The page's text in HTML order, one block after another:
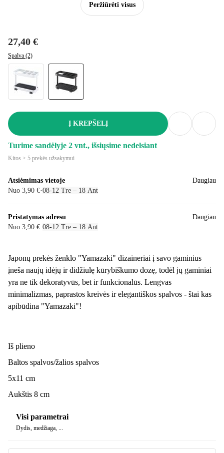
Peržiūrėti visus
27,40 €
Spalva (2)
Į KREPŠELĮ
Turime sandėlyje 2 vnt., išsiųsime nedelsiant
Kitos > 5 prekės užsakymui
Atsiėmimas vietoje
Nuo 3,90 €·08‑12 Tre – 18 Ant
Daugiau
Pristatymas adresu
Nuo 3,90 €·08‑12 Tre – 18 Ant
Daugiau
Japonų prekės ženklo "Yamazaki" dizaineriai į savo gaminius
įneša naujų idėjų ir didžiulę kūrybiškumo dozę, todėl jų gaminiai
yra ne tik dekoratyvūs, bet ir funkcionalūs. Lengvas
minimalizmas, paprastos kreivės ir elegantiškos spalvos - štai kas
apibūdina "Yamazaki"!
Iš plieno
Baltos spalvos/žalios spalvos
5x11 cm
Aukštis 8 cm
Visi parametrai
Dydis, medžiaga, ...